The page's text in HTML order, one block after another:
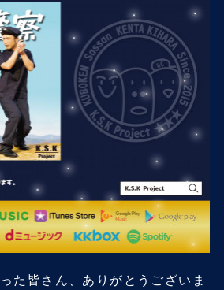
た皆さん、ありがとうございま